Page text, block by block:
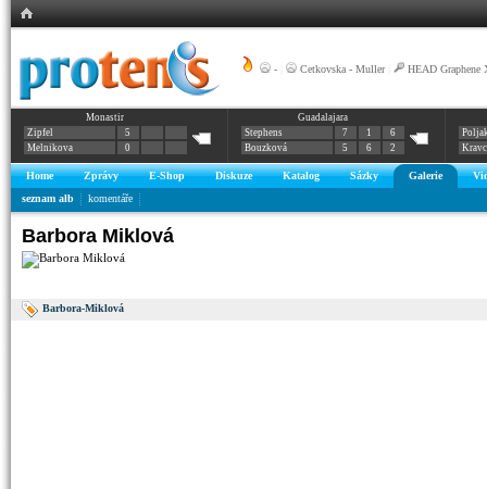
- Cetkovska - Muller| HEAD Graphene
Monastir
Zipfel
5
Melnikova
0
Guadalajara
Stephens
7 1
6
Bouzková
5 6 2
Home Zprávy E-Shop Diskuze Katalog Sázky Galerie
seznam alb
komentáře
Barbora Miklová
Barbora-Miklová